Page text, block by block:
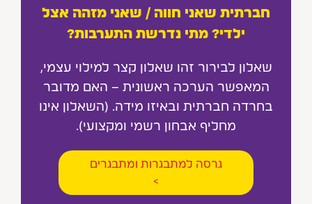
חברתית שאני חווה / שאני מזהה אצל
ילדי? מתי נדרשת התערבות?
שאלון לבירור זהו שאלון קצר למילוי עצמי,
המאפשר הערכה ראשונית – האם מדובר
בחרדה חברתית ובאיזו מידה. (השאלון אינו
מחליף אבחון רשמי ומקצועי).
גרסה למתבגרות ומתבגרים
>